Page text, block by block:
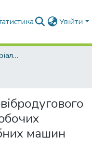
Увійти
Конференції та матеріали конференцій
машин